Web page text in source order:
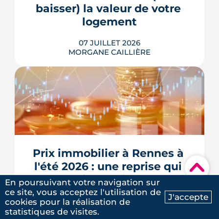
Ma recherche Contactez-nous
▾
LIRE L'ARTICLE
baisser) la valeur de votre
logement
07 JUILLET 2026
MORGANE CAILLIÈRE
Le confort d'été devient un vrai critère
de valeur immobilière. Plus-value
DPE, atout du neuf : ce qu'il faut savoir
avant d'acheter ou de revendre.
LIRE L'ARTICLE
Prix immobilier à Rennes à
l'été 2026 : une reprise qui
trie les biens
02 JUILLET 2026
HERVÉ KOFFEL
En poursuivant votre navigation sur
ce site, vous acceptez l'utilisation de
cookies pour la réalisation de
statistiques de visites.
J'accepte